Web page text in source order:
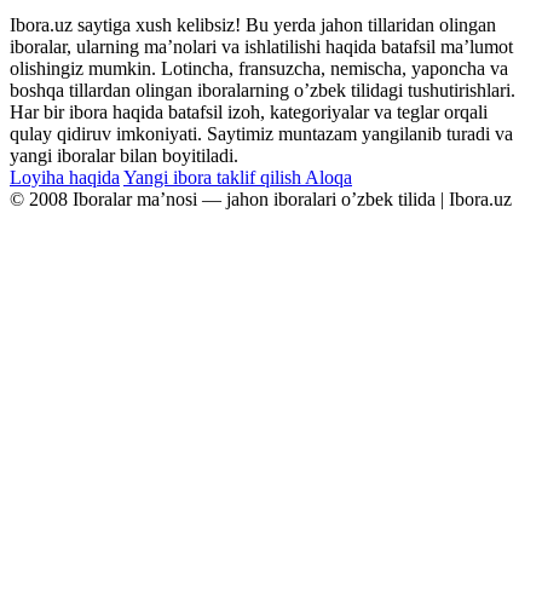
Ibora.uz saytiga xush kelibsiz! Bu yerda jahon tillaridan olingan
iboralar, ularning maʼnolari va ishlatilishi haqida batafsil maʼlumot
olishingiz mumkin. Lotincha, fransuzcha, nemischa, yaponcha va
boshqa tillardan olingan iboralarning oʼzbek tilidagi tushutirishlari.
Har bir ibora haqida batafsil izoh, kategoriyalar va teglar orqali
qulay qidiruv imkoniyati. Saytimiz muntazam yangilanib turadi va
yangi iboralar bilan boyitiladi.
Loyiha haqida Yangi ibora taklif qilish Aloqa
© 2008 Iboralar maʼnosi — jahon iboralari oʼzbek tilida | Ibora.uz